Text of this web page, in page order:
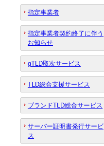
指定事業者
指定事業者契約終了に伴う
お知らせ
gTLD取次サービス
TLD総合支援サービス
ブランドTLD総合サービス
サーバー証明書発行サービ
ス